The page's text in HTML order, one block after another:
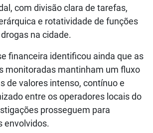
com divisão clara de tarefas,
e rotatividade de funções
na cidade.
financeira identificou ainda que as
monitoradas mantinham um fluxo
de valores intenso, contínuo e
entre os operadores locais do
prosseguem para
envolvidos.